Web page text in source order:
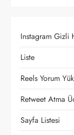
i
n
m
e
s
Instagram Gizli
Liste
Reels Yorum
Retweet Atma
Sayfa Listesi